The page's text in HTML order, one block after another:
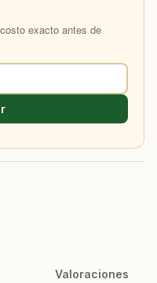
exacto antes de
Valoraciones